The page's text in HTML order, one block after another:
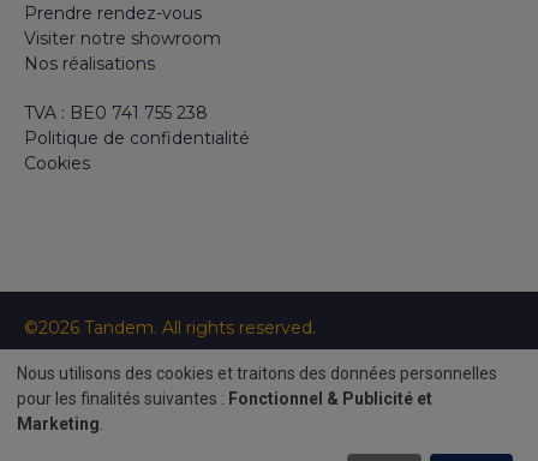
Prendre rendez-vous
Visiter notre showroom
Nos réalisations
TVA : BE0 741 755 238
Politique de confidentialité
Cookies
©2026 Tandem. All rights reserved.
Création site internet par
Use
of
Nous utilisons des cookies et traitons des données personnelles
pour les finalités suivantes : Fonctionnel & Publicité et
Marketing